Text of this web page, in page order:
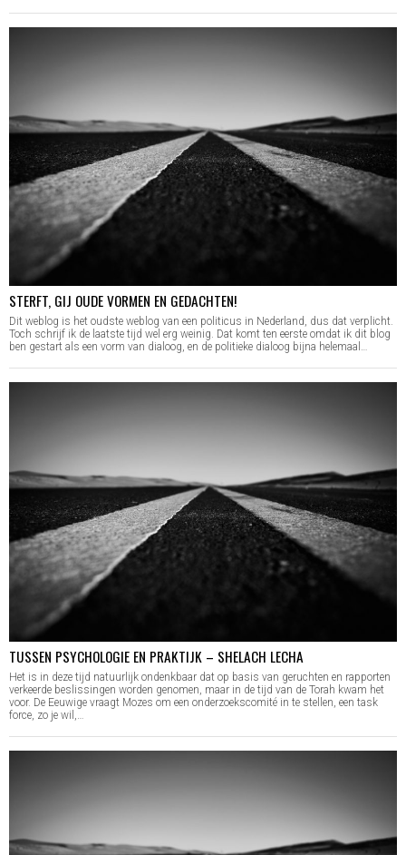
STERFT, GIJ OUDE VORMEN EN GEDACHTEN!
Dit weblog is het oudste weblog van een politicus in Nederland, dus dat verplicht.
Toch schrijf ik de laatste tijd wel erg weinig. Dat komt ten eerste omdat ik dit blog
ben gestart als een vorm van dialoog, en de politieke dialoog bijna helemaal…
TUSSEN PSYCHOLOGIE EN PRAKTIJK – SHELACH LECHA
Het is in deze tijd natuurlijk ondenkbaar dat op basis van geruchten en rapporten
verkeerde beslissingen worden genomen, maar in de tijd van de Torah kwam het
voor. De Eeuwige vraagt Mozes om een onderzoekscomité in te stellen, een task
force, zo je wil,…